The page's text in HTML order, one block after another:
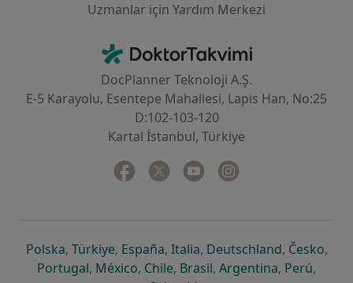
Uzmanlar için Yardım Merkezi
DoktorTakvimi - Ana Sayfa
DocPlanner Teknoloji A.Ş.
E-5 Karayolu, Esentepe Mahallesi, Lapis Han, No:25
D:102-103-120
Kartal İstanbul, Türkiye
Facebook
yeni bir sekmede açılır
Twitter
yeni bir sekmede açılır
Youtube
yeni bir sekmede açılır
Polskayeni bir sekmede açılır
, Türkiyeyeni bir sekmede açılır
, Españayeni bir sekmede açılır
, Italiayeni bir sekmede açılır
, Deutschlandyeni bir
, Českoyeni
,
Portugalyeni bir sekmede açılır
, Méxicoyeni bir sekmede açılır
, Chileyeni bir sekmede açılır
, Brasilyeni bir sekmede açılır
, Argentinayeni bir
, Perúyeni
,